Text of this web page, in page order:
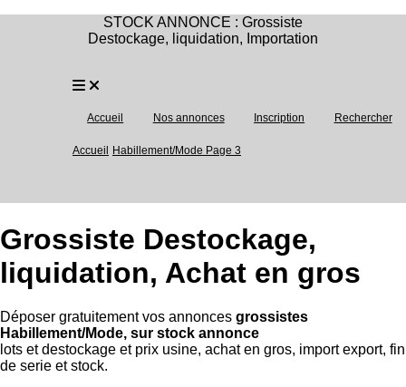
STOCK ANNONCE : Grossiste
Destockage, liquidation, Importation
Accueil Nos annonces Inscription Rechercher
Accueil Habillement/Mode Page 3
Grossiste Destockage,
liquidation, Achat en gros
Déposer gratuitement vos annonces grossistes
Habillement/Mode, sur stock annonce
lots et destockage et prix usine, achat en gros, import export, fin
de serie et stock.